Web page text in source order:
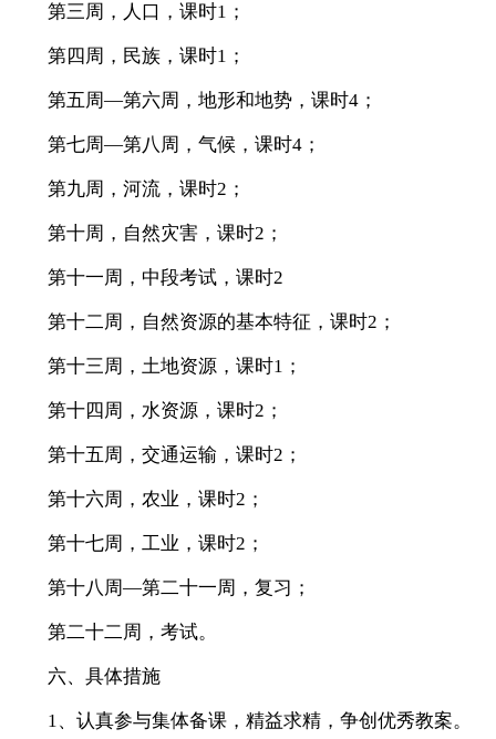
第三周，人口，课时1；
第四周，民族，课时1；
第五周—第六周，地形和地势，课时4；
第七周—第八周，气候，课时4；
第九周，河流，课时2；
第十周，自然灾害，课时2；
第十一周，中段考试，课时2
第十二周，自然资源的基本特征，课时2；
第十三周，土地资源，课时1；
第十四周，水资源，课时2；
第十五周，交通运输，课时2；
第十六周，农业，课时2；
第十七周，工业，课时2；
第十八周—第二十一周，复习；
第二十二周，考试。
六、具体措施
1、认真参与集体备课，精益求精，争创优秀教案。